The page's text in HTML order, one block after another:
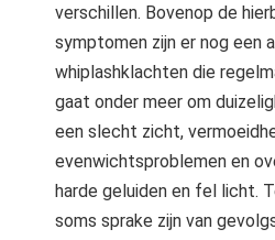
verschillen. Bovenop de
symptomen zijn er nog een
whiplashklachten die
gaat onder meer om
een slecht zicht,
evenwichtsproblemen en
harde geluiden en fel licht.
soms sprake zijn van